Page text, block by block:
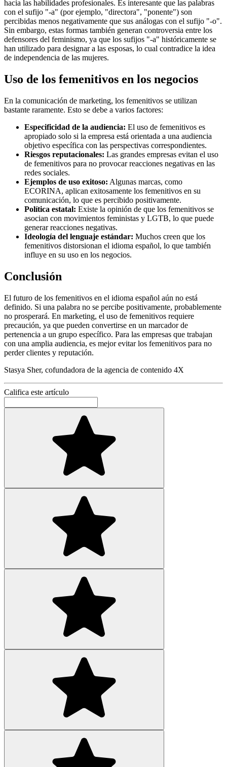
hacia las habilidades profesionales. Es interesante que las palabras
con el sufijo "-a" (por ejemplo, "directora", "ponente") son
percibidas menos negativamente que sus análogas con el sufijo "-o".
Sin embargo, estas formas también generan controversia entre los
defensores del feminismo, ya que los sufijos "-a" históricamente se
han utilizado para designar a las esposas, lo cual contradice la idea
de independencia de las mujeres.
Uso de los femenitivos en los negocios
En la comunicación de marketing, los femenitivos se utilizan
bastante raramente. Esto se debe a varios factores:
Especificidad de la audiencia: El uso de femenitivos es
apropiado solo si la empresa está orientada a una audiencia
objetivo específica con las perspectivas correspondientes.
Riesgos reputacionales: Las grandes empresas evitan el uso
de femenitivos para no provocar reacciones negativas en las
redes sociales.
Ejemplos de uso exitoso: Algunas marcas, como
ECORINA, aplican exitosamente los femenitivos en su
comunicación, lo que es percibido positivamente.
Política estatal: Existe la opinión de que los femenitivos se
asocian con movimientos feministas y LGTB, lo que puede
generar reacciones negativas.
Ideología del lenguaje estándar: Muchos creen que los
femenitivos distorsionan el idioma español, lo que también
influye en su uso en los negocios.
Conclusión
El futuro de los femenitivos en el idioma español aún no está
definido. Si una palabra no se percibe positivamente, probablemente
no prosperará. En marketing, el uso de femenitivos requiere
precaución, ya que pueden convertirse en un marcador de
pertenencia a un grupo específico. Para las empresas que trabajan
con una amplia audiencia, es mejor evitar los femenitivos para no
perder clientes y reputación.
Stasya Sher, cofundadora de la agencia de contenido 4X
Califica este artículo